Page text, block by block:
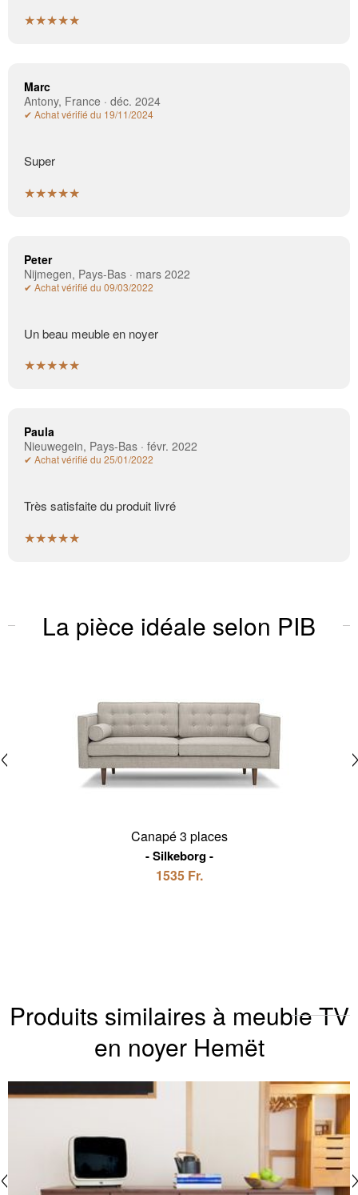
★★★★★
Marc
Antony, France · déc. 2024
✔ Achat vérifié du 19/11/2024
Super
★★★★★
Peter
Nijmegen, Pays-Bas · mars 2022
✔ Achat vérifié du 09/03/2022
Un beau meuble en noyer
★★★★★
Paula
Nieuwegein, Pays-Bas · févr. 2022
✔ Achat vérifié du 25/01/2022
Très satisfaite du produit livré
★★★★★
La pièce idéale selon PIB
Canapé 3 places
Silkeborg
1535 Fr.
Produits similaires à meuble TV
en noyer Hemët